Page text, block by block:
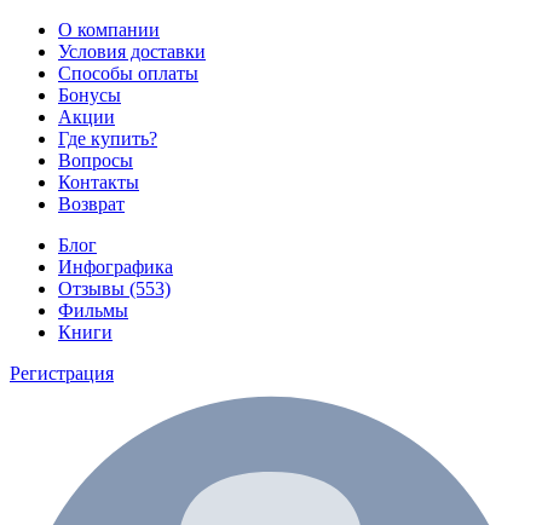
О компании
Условия доставки
Способы оплаты
Бонусы
Акции
Где купить?
Вопросы
Контакты
Возврат
Блог
Инфографика
Отзывы (553)
Фильмы
Книги
Регистрация